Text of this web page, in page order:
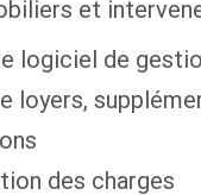
et
logiciel de
loyers,
des charges